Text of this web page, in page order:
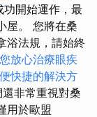
開始運作，最
屋。 您將在桑
浴法規，請始終
放心治療眼疾
快捷的解決方
非常重視對桑
用於歐盟